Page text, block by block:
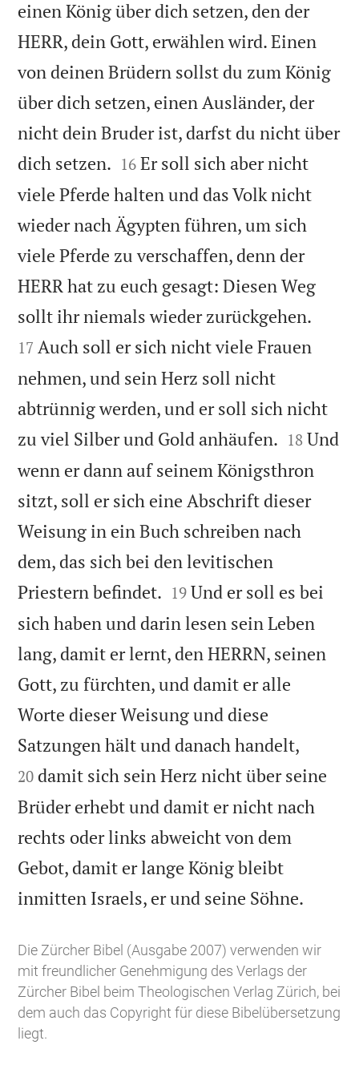
einen König über dich setzen, den der
HERR, dein Gott, erwählen wird. Einen
von deinen Brüdern sollst du zum König
über dich setzen, einen Ausländer, der
nicht dein Bruder ist, darfst du nicht über
dich setzen. 

16 Er soll sich aber nicht
viele Pferde halten und das Volk nicht
wieder nach Ägypten führen, um sich
viele Pferde zu verschaffen, denn der
HERR hat zu euch gesagt: Diesen Weg
sollt ihr niemals wieder zurückgehen.
17 Auch soll er sich nicht viele Frauen
nehmen, und sein Herz soll nicht
abtrünnig werden, und er soll sich nicht
zu viel Silber und Gold anhäufen. 

18 Und
wenn er dann auf seinem Königsthron
sitzt, soll er sich eine Abschrift dieser
Weisung in ein Buch schreiben nach
dem, das sich bei den levitischen
Priestern befindet. 

19 Und er soll es bei
sich haben und darin lesen sein Leben
lang, damit er lernt, den HERRN, seinen
Gott, zu fürchten, und damit er alle
Worte dieser Weisung und diese
Satzungen hält und danach handelt,
20 damit sich sein Herz nicht über seine
Brüder erhebt und damit er nicht nach
rechts oder links abweicht von dem
Gebot, damit er lange König bleibt
inmitten Israels, er und seine Söhne.
Die Zürcher Bibel (Ausgabe 2007) verwenden wir
mit freundlicher Genehmigung des Verlags der
Zürcher Bibel beim Theologischen Verlag Zürich, bei
dem auch das Copyright für diese Bibelübersetzung
liegt.